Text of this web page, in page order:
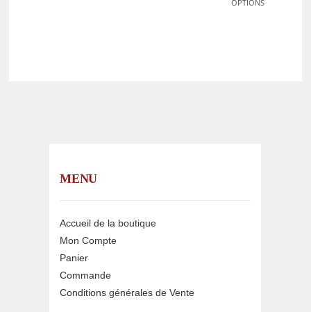
OPTIONS
MENU
Accueil de la boutique
Mon Compte
Panier
Commande
Conditions générales de Vente